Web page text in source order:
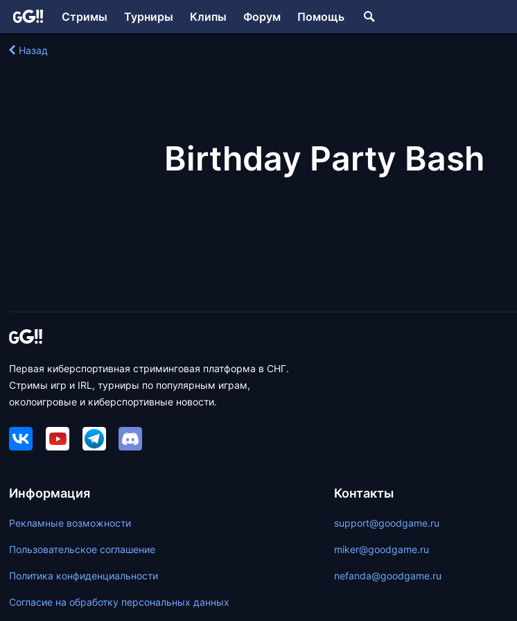
Стримы Турниры Клипы Форум Помощь
Назад
Birthday Party Bash
Первая киберспортивная стриминговая платформа в СНГ.
Стримы игр и IRL, турниры по популярным играм,
околоигровые и киберспортивные новости.
Информация
Рекламные возможности
Пользовательское соглашение
Политика конфиденциальности
Согласие на обработку персональных данных
Контакты
support@goodgame.ru
miker@goodgame.ru
nefanda@goodgame.ru